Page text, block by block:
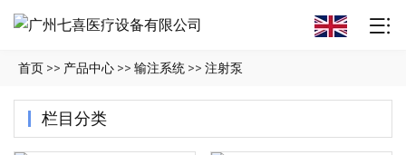
首页 >> 产品中心 >> 输注系统 >> 注射泵
栏目分类